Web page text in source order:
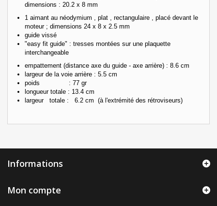
dimensions : 20.2 x 8 mm
1 aimant au néodymium , plat , rectangulaire , placé devant le
moteur ; dimensions 24 x 8 x 2.5 mm
guide vissé
"easy fit guide" : tresses montées sur une plaquette
interchangeable
empattement (distance axe du guide - axe arrière) : 8.6 cm
largeur de la voie arrière : 5.5 cm
poids : 77 gr
longueur totale : 13.4 cm
largeur totale : 6.2 cm (à l'extrémité des rétroviseurs)
Informations
Mon compte